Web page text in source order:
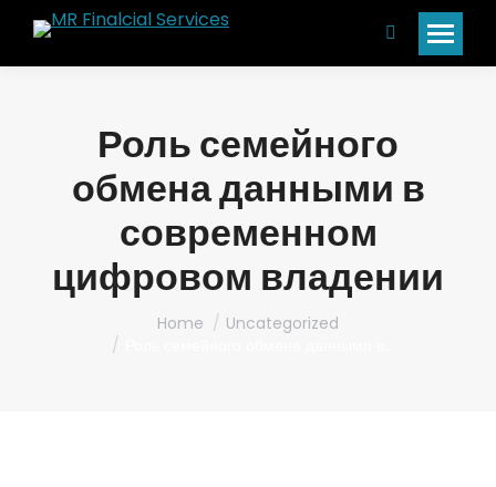
Search:
Роль семейного
обмена данными в
современном
цифровом владении
Home
Uncategorized